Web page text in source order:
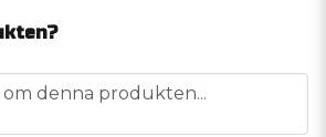
om denna produkten...